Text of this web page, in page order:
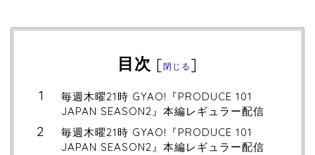
目次 [閉じる ]
毎週木曜21時 GYAO!『PRODUCE 101
JAPAN SEASON2』本編レギュラー配信
毎週木曜21時 GYAO!『PRODUCE 101
JAPAN SEASON2』本編レギュラー配信